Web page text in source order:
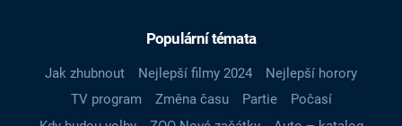
Populární témata
Jak zhubnout Nejlepší filmy 2024
Nejlepší horory
TV program
Změna času Partie
Počasí